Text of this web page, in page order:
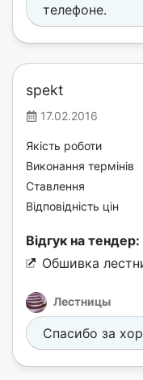
телефоне.
spekt
17.02.2016
Якість роботи
Виконання термінів
Ставлення
Відповідність цін
Відгук на тендер:
Обшивка
Лестницы
Спасибо за